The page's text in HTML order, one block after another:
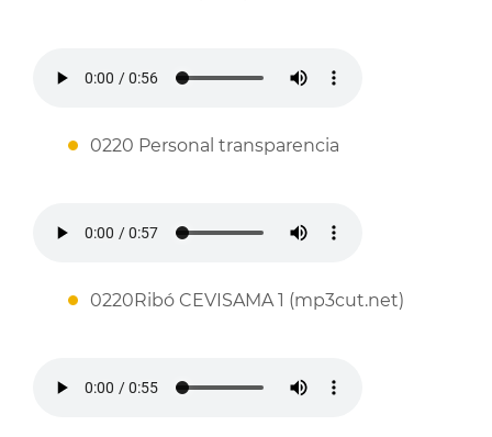
0220 Personal transparencia
0220Ribó CEVISAMA 1 (mp3cut.net)